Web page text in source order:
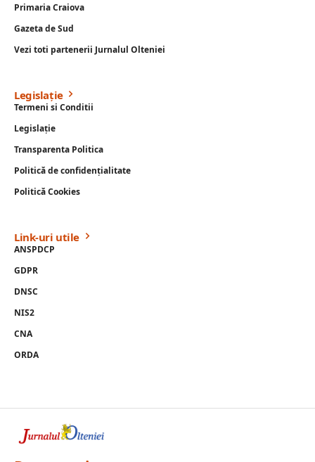
Primaria Craiova
Gazeta de Sud
Vezi toti partenerii Jurnalul Olteniei
Legislație
Termeni si Conditii
Legislație
Transparenta Politica
Politică de confidențialitate
Politică Cookies
Link-uri utile
ANSPDCP
GDPR
DNSC
NIS2
CNA
ORDA